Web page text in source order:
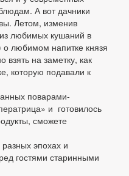
А вот дачники
Летом, изменив
любимых кушаний в
любимом напитке князя
на заметку, как
которую подавали к
поварами-
и готовилось
сможете
эпохах и
гостями старинными